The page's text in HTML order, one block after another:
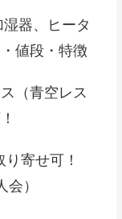
器、ヒータ
値段・特徴
（青空レス
寄せ可！
）